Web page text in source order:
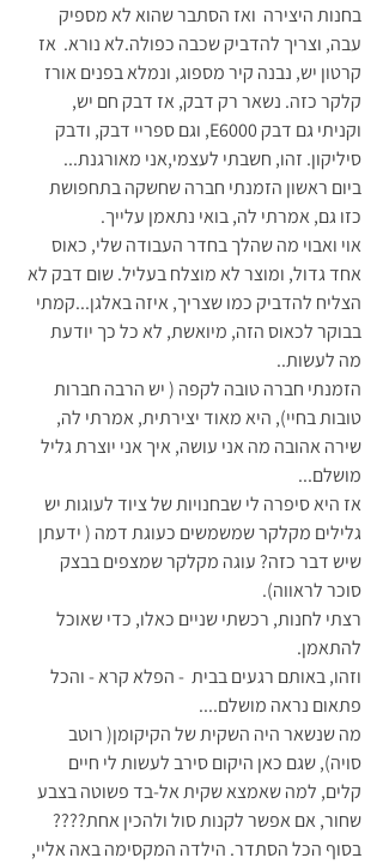
בחנות היצירה  ואז הסתבר שהוא לא מספיק
עבה, וצריך להדביק שכבה כפולה.לא נורא.  אז
קרטון יש, נבנה קיר מספוג, ונמלא בפנים אורז
קלקר כזה. נשאר רק דבק, אז דבק חם יש,
וקניתי גם דבק E6000, וגם ספריי דבק, ודבק
סיליקון. זהו, חשבתי לעצמי,אני מאורגנת...
ביום ראשון הזמנתי חברה שחשקה בתחפושת
כזו גם, אמרתי לה, בואי נתאמן עלייך.
אוי ואבוי מה שהלך בחדר העבודה שלי, כאוס
אחד גדול, ומוצר לא מוצלח בעליל. שום דבק לא
הצליח להדביק כמו שצריך, איזה באלגן...קמתי
בבוקר לכאוס הזה, מיואשת, לא כל כך יודעת
מה לעשות..
הזמנתי חברה טובה לקפה ( יש הרבה חברות
טובות בחיי), היא מאוד יצירתית, אמרתי לה,
שירה אהובה מה אני עושה, איך אני יוצרת גליל
מושלם...
אז היא סיפרה לי שבחנויות של ציוד לעוגות יש
גלילים מקלקר שמשמשים כעוגת דמה ( ידעתן
שיש דבר כזה? עוגה מקלקר שמצפים בבצק
סוכר לראווה).
רצתי לחנות, רכשתי שניים כאלו, כדי שאוכל
להתאמן.
וזהו, באותם רגעים בבית  - הפלא קרא - והכל
פתאום נראה מושלם....
מה שנשאר היה השקית של הקיקומן( רוטב
סויה), שגם כאן היקום סירב לעשות לי חיים
קלים, למה שאמצא שקית אל-בד פשוטה בצבע
שחור, אם אפשר לקנות סול ולהכין אחת????
בסוף הכל הסתדר. הילדה המקסימה באה אליי,